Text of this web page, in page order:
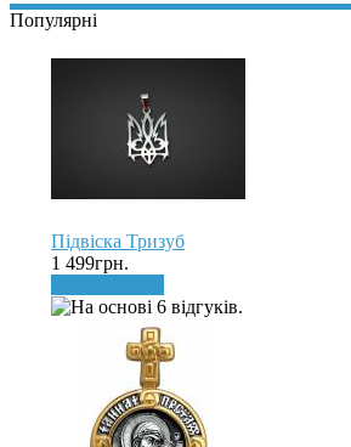
Популярні
Підвіска Тризуб
1 499грн.